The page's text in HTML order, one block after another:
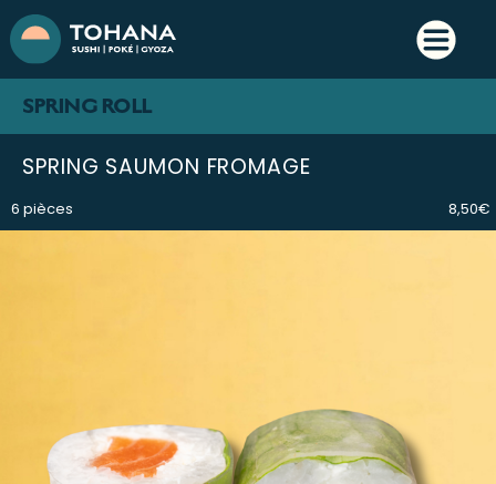
SPRING ROLL
SPRING SAUMON FROMAGE
6 pièces 8,50€